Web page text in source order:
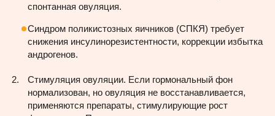
спонтанная овуляция.
Синдром поликистозных яичников (СПКЯ) требует
снижения инсулинорезистентности, коррекции избытка
андрогенов.
Стимуляция овуляции. Если гормональный фон
нормализован, но овуляция не восстанавливается,
применяются препараты, стимулирующие рост